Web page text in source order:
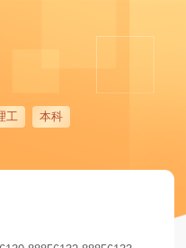
工 本科